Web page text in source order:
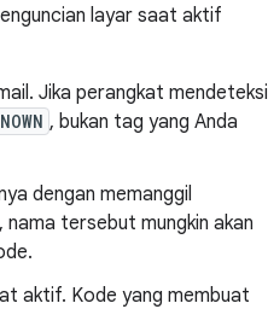
layar saat aktif
Jika perangkat mendeteksi
, bukan tag yang Anda
dengan memanggil
tersebut mungkin akan
aktif. Kode yang membuat